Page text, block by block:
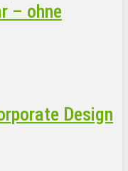
– ohne
Design